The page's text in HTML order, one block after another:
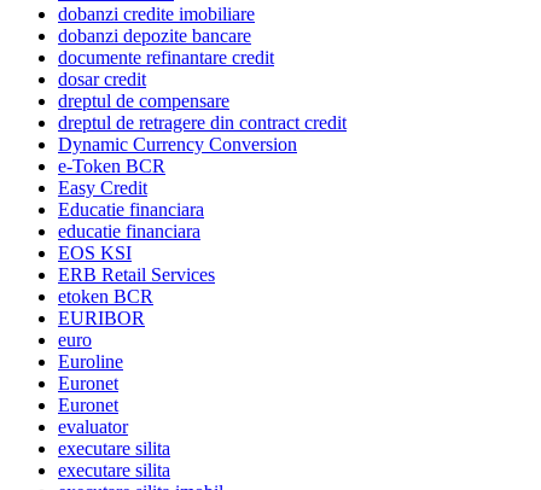
dobanzi credite imobiliare
dobanzi depozite bancare
documente refinantare credit
dosar credit
dreptul de compensare
dreptul de retragere din contract credit
Dynamic Currency Conversion
e-Token BCR
Easy Credit
Educatie financiara
educatie financiara
EOS KSI
ERB Retail Services
etoken BCR
EURIBOR
euro
Euroline
Euronet
Euronet
evaluator
executare silita
executare silita